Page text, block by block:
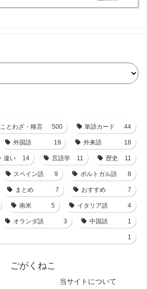
ことわざ・格言 500 単語カード 44
外国語 19 外来語 18
違い 14 言語学 11 歴史 11
スペイン語 9 ポルトガル語 8
まとめ 7 おすすめ 7
南米 5 イタリア語 4
オランダ語 3 中国語 1
1
ごがくねこ
当サイトについて